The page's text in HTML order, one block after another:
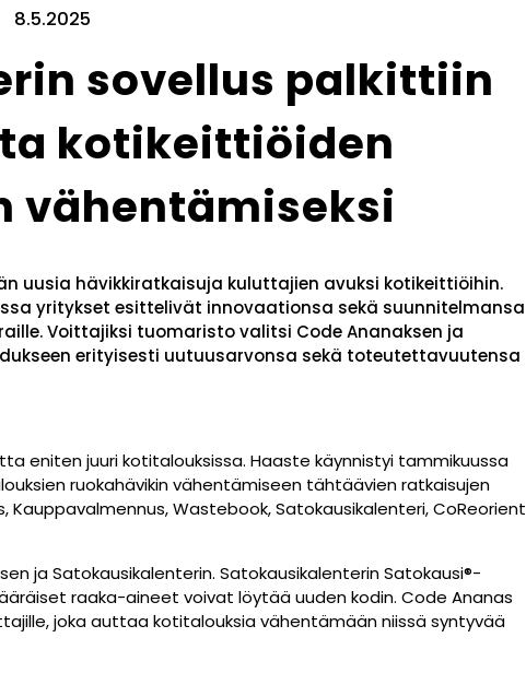
8.5.2025
sovellus palkittiin
kotikeittiöiden
vähentämiseksi
uusia hävikkiratkaisuja kuluttajien avuksi kotikeittiöihin.
yritykset esittelivät innovaationsa sekä suunnitelmansa
Voittajiksi tuomaristo valitsi Code Ananaksen ja
erityisesti uutuusarvonsa sekä toteutettavuutensa
eniten juuri kotitalouksissa. Haaste käynnistyi tammikuussa
ruokahävikin vähentämiseen tähtäävien ratkaisujen
Wastebook, Satokausikalenteri, CoReorient
ja Satokausikalenterin. Satokausikalenterin Satokausi®-
raaka-aineet voivat löytää uuden kodin. Code Ananas
joka auttaa kotitalouksia vähentämään niissä syntyvää